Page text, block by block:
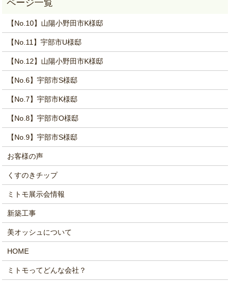
【No.10】山陽小野田市K様邸
【No.11】宇部市U様邸
【No.12】山陽小野田市K様邸
【No.6】宇部市S様邸
【No.7】宇部市K様邸
【No.8】宇部市O様邸
【No.9】宇部市S様邸
お客様の声
くすのきチップ
ミトモ展示会情報
新築工事
美オッシュについて
HOME
ミトモってどんな会社？